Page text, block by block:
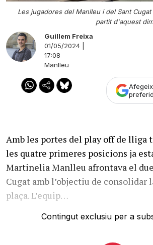
Les jugadores del Manlleu i del Sant
partit d'aquest
Guillem Freixa
01/05/2024 |
17:08
Manlleu
Amb les portes del play off de lliga
les quatre primeres posicions ja
Martinelia Manlleu afrontava el
Cugat amb l’objectiu de consolidar
plaça. L’equip…
Contingut exclusiu per a